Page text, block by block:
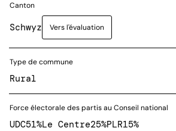
Canton
Schwyz Vers l'évaluation
Type de commune
Rural
Force électorale des partis au Conseil national
UDC51%Le Centre25%PLR15%